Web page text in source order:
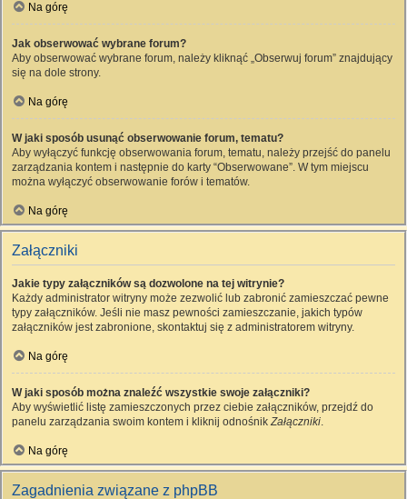
Na górę
Jak obserwować wybrane forum?
Aby obserwować wybrane forum, należy kliknąć „Obserwuj forum” znajdujący
się na dole strony.
Na górę
W jaki sposób usunąć obserwowanie forum, tematu?
Aby wyłączyć funkcję obserwowania forum, tematu, należy przejść do panelu
zarządzania kontem i następnie do karty “Obserwowane”. W tym miejscu
można wyłączyć obserwowanie forów i tematów.
Na górę
Załączniki
Jakie typy załączników są dozwolone na tej witrynie?
Każdy administrator witryny może zezwolić lub zabronić zamieszczać pewne
typy załączników. Jeśli nie masz pewności zamieszczanie, jakich typów
załączników jest zabronione, skontaktuj się z administratorem witryny.
Na górę
W jaki sposób można znaleźć wszystkie swoje załączniki?
Aby wyświetlić listę zamieszczonych przez ciebie załączników, przejdź do
panelu zarządzania swoim kontem i kliknij odnośnikZałączniki.
Na górę
Zagadnienia związane z phpBB